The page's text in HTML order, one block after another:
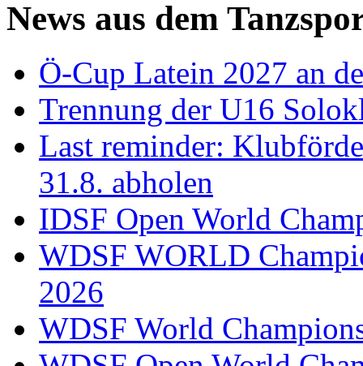
News aus dem
Ö-Cup Latein 2027 an
Trennung der U16
Last reminder:
31.8. abholen
IDSF Open World
WDSF WORLD
2026
WDSF World